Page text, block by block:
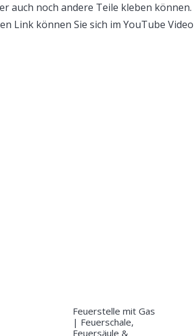
auch noch andere Teile kleben können.
Link können Sie sich im YouTube Video
Feuerstelle mit Gas
| Feuerschale,
Feuersäule &